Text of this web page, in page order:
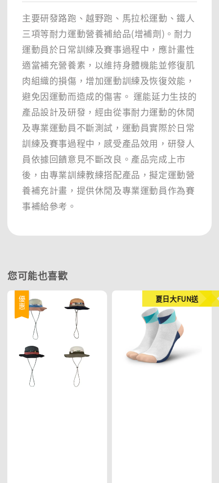
主要研發路跑、越野跑、馬拉松運動、鐵人
三項等耐力運動營養補給品(增補劑)。耐力
運動員於日常訓練及賽事過程中，應計畫性
適當補充營養素，以維持身體機能並修復肌
肉組織的損傷，增加運動訓練及恢復效能，
避免因運動而造成的傷害。 運能延力生技的
產品設計及研發，經由從事耐力運動的休閒
及專業運動員不斷測試，運動員實際於日常
訓練及賽事過程中，感受產品效用，研發人
員依據回饋意見不斷改良。產品完成上市
後，由專業訓練教練搭配產品，擬定運動營
養補充計畫，提供休閒及專業運動員作為賽
事補給參考。
您可能也喜歡
優惠 夏日大FUN送